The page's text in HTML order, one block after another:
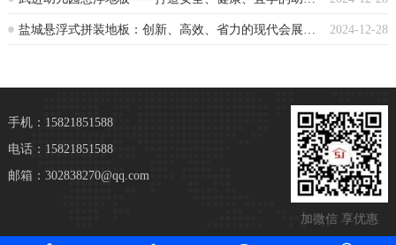
2024-12-28
加微信 享优惠
手机：15821851588
电话：15821851588
邮箱：302838270@qq.com